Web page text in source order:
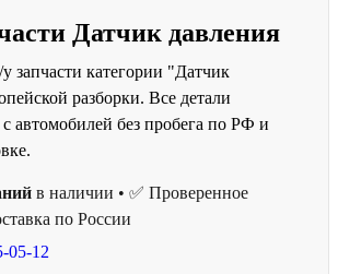
Датчик давления
запчасти категории "Датчик
разборки. Все детали
автомобилей без пробега по РФ и
в наличии • ✅ Проверенное
по России
05-12